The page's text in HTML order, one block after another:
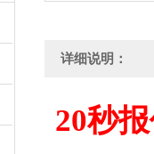
详细说明：
20秒